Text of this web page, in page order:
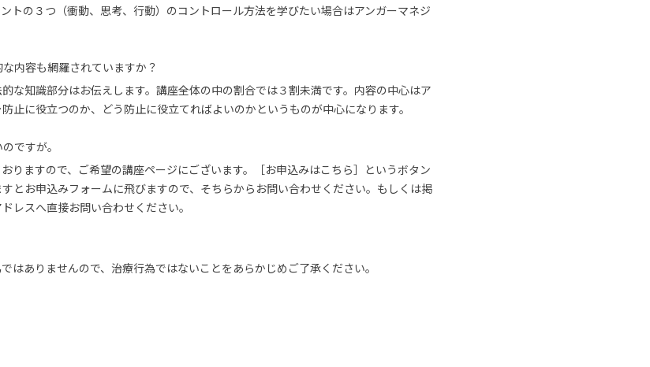
トの３つ（衝動、思考、行動）のコントロール方法を学びたい場合はアンガーマネジ
内容も網羅されていますか？
な知識部分はお伝えします。講座全体の中の割合では３割未満です。内容の中心はア
止に役立つのか、どう防止に役立てればよいのかというものが中心になります。
ですが。
りますので、ご希望の講座ページにございます。［お申込みはこちら］というボタン
とお申込みフォームに飛びますので、そちらからお問い合わせください。もしくは掲
レスへ直接お問い合わせください。
はありませんので、治療行為ではないことをあらかじめご了承ください。